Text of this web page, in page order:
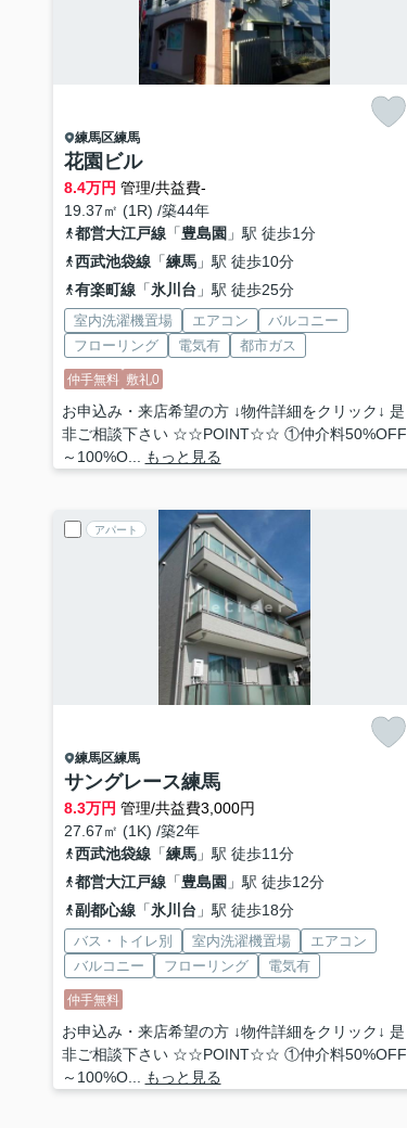
練馬区練馬
花園ビル
8.4万円 管理/共益費-
19.37㎡ (1R) /築44年
都営大江戸線「豊島園 」駅 徒歩1分
西武池袋線「練馬」駅 徒歩10分
有楽町線「氷川台 」駅 徒歩25分
室内洗濯機置場 エアコン
バルコニー
フローリング
電気有 都市ガス
仲手無料 敷礼0
お申込み・来店希望の方 ↓物件詳細をクリック↓ 是
非ご相談下さい ☆☆POINT☆☆ ①仲介料50%OFF
～100%O...
もっと見る
アパート
練馬区練馬
サングレース練馬
8.3万円 管理/共益費3,000円
27.67㎡ (1K) /築2年
西武池袋線「練馬」駅 徒歩11分
都営大江戸線「豊島園 」駅 徒歩12分
副都心線「氷川台 」駅 徒歩18分
バス・トイレ別 室内洗濯機置場
エアコン
バルコニー
フローリング 電気有
仲手無料
お申込み・来店希望の方 ↓物件詳細をクリック↓ 是
非ご相談下さい ☆☆POINT☆☆ ①仲介料50%OFF
～100%O...
もっと見る